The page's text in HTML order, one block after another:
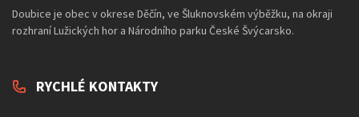
Doubice je obec v okrese Děčín, ve Šluknovském výběžku, na okraji
rozhraní Lužických hor a Národního parku České Švýcarsko.
RYCHLÉ KONTAKTY